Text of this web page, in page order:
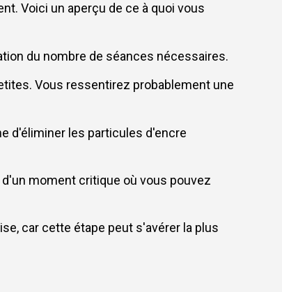
Voici un aperçu de ce à quoi vous
du nombre de séances nécessaires.
Vous ressentirez probablement une
d'éliminer les particules d'encre
moment critique où vous pouvez
car cette étape peut s'avérer la plus